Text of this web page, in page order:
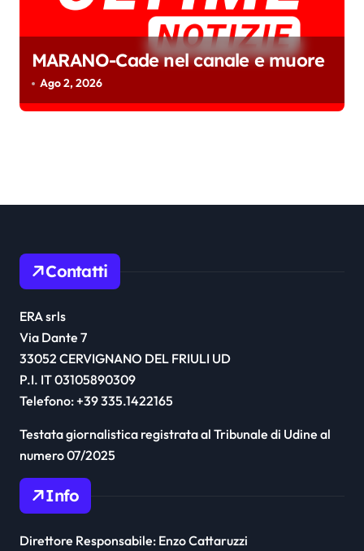
MARANO-Cade nel canale e muore
Ago 2, 2026
Contatti
ERA srls
Via Dante 7
33052 CERVIGNANO DEL FRIULI UD
P.I. IT 03105890309
Telefono: +39 335.1422165
Testata giornalistica registrata al Tribunale di Udine al
numero 07/2025
Info
Direttore Responsabile: Enzo Cattaruzzi